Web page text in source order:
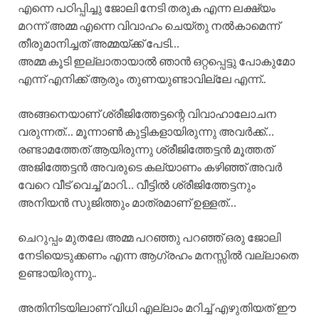
എന്നെ പഠിപ്പിച്ചു ജോലി നേടി തരുക എന്ന ലക്ഷ്യം
മറന്ന് അമ്മ എന്നെ വിവാഹം ചെയ്തു നൽകാമെന്ന്
തീരുമാനിച്ചത് അമ്മയ്ക്ക് പേടി…
അമ്മ കൂടി ഇല്ലാതായാൽ ഞാൻ ഒറ്റപ്പെട്ടു പോകുമോ
എന്ന് എനിക്ക് ആരും തുണയുണ്ടാവില്ലേ എന്ന്..
അങ്ങനെയാണ് ശ്രീജിത്തേട്ടന്റെ വിവാഹാലോചന
വരുന്നത്… മൂന്നാൺ കുട്ടികളായിരുന്നു അവർക്ക്…
രണ്ടാമത്തേത് ആയിരുന്നു ശ്രീജിത്തേട്ടൻ മൂത്തത്
അജിത്തേട്ടൻ അവരുടെ കല്യാണം കഴിഞ്ഞ് അവർ
വേറെ വീട് വെച്ച് മാറി… വീട്ടിൽ ശ്രീജിത്തേട്ടനും
അനിയൻ സുജിത്തും മാത്രമാണ് ഉള്ളത്…
ചെറുപ്പം മുതലേ അമ്മ പറഞ്ഞു പറഞ്ഞ് ഒരു ജോലി
നേടിയെടുക്കണം എന്ന ആഗ്രഹം മനസ്സിൽ വല്ലാതെ
ഉണ്ടായിരുന്നു..
അതിനിടയിലാണ് വിധി എല്ലാം മറിച്ച് എഴുതിയത് ഈ